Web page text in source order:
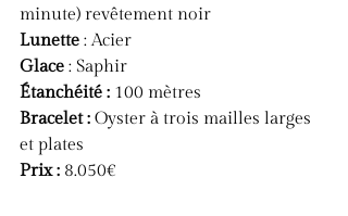
minute) revêtement noir
Lunette : Acier
Glace : Saphir
Étanchéité : 100 mètres
Bracelet : Oyster à trois mailles larges
et plates
Prix : 8.050€